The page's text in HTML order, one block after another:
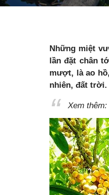
Những miệt
lần đặt chân
mượt, là ao
nhiên, đất trời.
Xem